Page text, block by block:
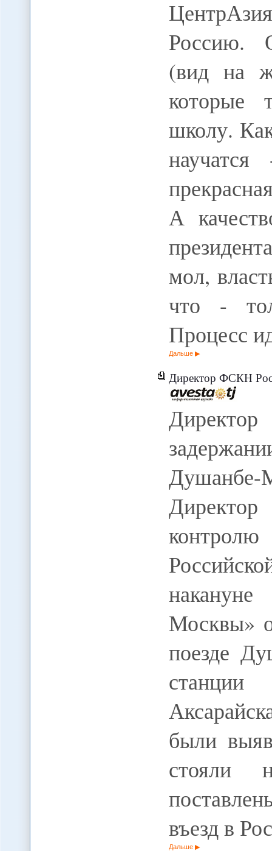
Россию.
(вид на
которые
школу.
А
мол,
что -
Процесс
Дальше
Директор ФСКН России сообщил
Душанбе-
Москвы»
поезде
были
стояли
въезд в
Дальше